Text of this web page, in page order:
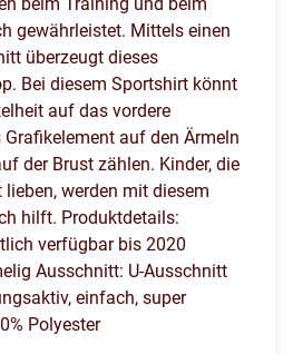
gewährleistet. Mittels einen
überzeugt dieses
Bei diesem Sportshirt könnt
auf das vordere
auf den Ärmeln
der Brust zählen. Kinder, die
werden mit diesem
hilft. Produktdetails:
verfügbar bis 2020
Ausschnitt: U-Ausschnitt
einfach, super
Polyester